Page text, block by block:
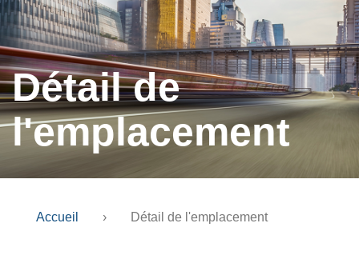
Détail de
l'emplacement
Accueil › Détail de l'emplacement